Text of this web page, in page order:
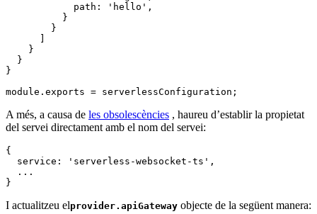
            path: 'hello',
          }
        }
    }
  }
}
module.exports = serverlessConfiguration;
A més, a causa de les obsolescències , haureu d’establir la propietat
del servei directament amb el nom del servei:
{
  service: 'serverless-websocket-ts',
  ...
}
I actualitzeu elprovider.apiGateway objecte de la següent manera: